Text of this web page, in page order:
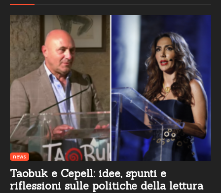
news
Taobuk e Cepell: idee, spunti e
riflessioni sulle politiche della lettura